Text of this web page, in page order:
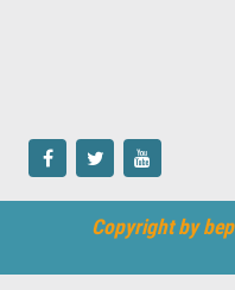
Copyright by